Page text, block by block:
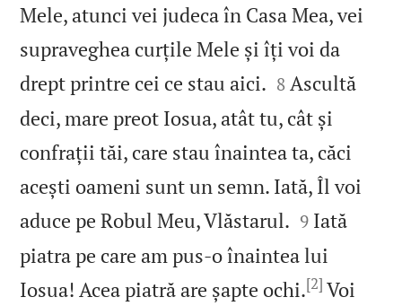
Mele, atunci vei judeca în Casa Mea, vei
supraveghea curțile Mele și îți voi da
drept printre cei ce stau aici. 

8 Ascultă
deci, mare preot Iosua, atât tu, cât și
confrații tăi, care stau înaintea ta, căci
acești oameni sunt un semn. Iată, Îl voi
aduce pe Robul Meu, Vlăstarul. 

9 Iată
piatra pe care am pus‑o înaintea lui
Iosua! Acea piatră are șapte ochi.[2] Voi